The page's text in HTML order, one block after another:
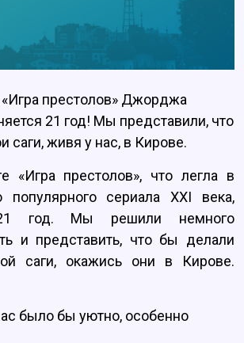
«Игра престолов» Джорджа
21 год! Мы представили, что
саги, живя у нас, в Кирове.
«Игра престолов», что легла в
популярного сериала XXI века,
21 год. Мы решили немного
и представить, что бы делали
саги, окажись они в Кирове.
было бы уютно, особенно